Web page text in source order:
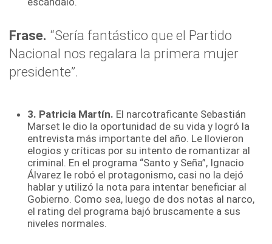
Frase. “Sería fantástico que el Partido
Nacional nos regalara la primera mujer
presidente”.
3. Patricia Martín. El narcotraficante Sebastián
Marset le dio la oportunidad de su vida y logró la
entrevista más importante del año. Le llovieron
elogios y críticas por su intento de romantizar al
criminal. En el programa “Santo y Seña”, Ignacio
Álvarez le robó el protagonismo, casi no la dejó
hablar y utilizó la nota para intentar beneficiar al
Gobierno. Como sea, luego de dos notas al narco,
el rating del programa bajó bruscamente a sus
niveles normales.